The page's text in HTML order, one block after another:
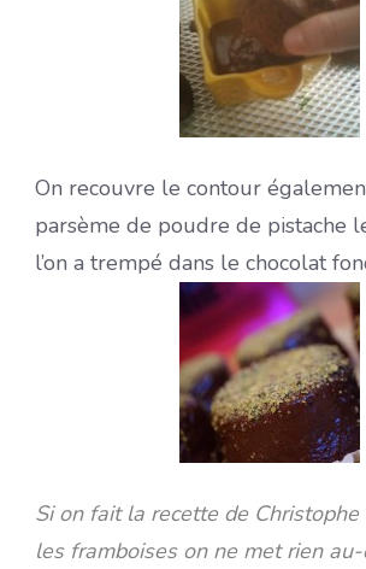
On recouvre le contour
parsème de poudre de pistache
l’on a trempé dans le chocolat
Si on fait la recette de Christophe
les framboises on ne met rien